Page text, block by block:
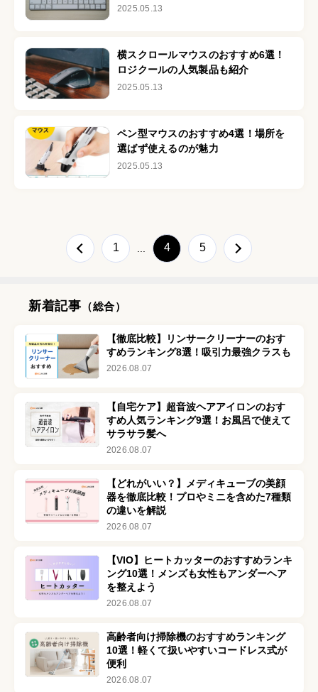
2025.05.13
横スクロールマウスのおすすめ6選！
ロジクールの人気製品も紹介
2025.05.13
ペン型マウスのおすすめ4選！場所を
選ばず使えるのが魅力
2025.05.13
1 ... 4 5
新着記事 （総合）
【徹底比較】リンサークリーナーのおす
すめランキング8選！吸引力最強クラスも
2026.08.07
【自宅ケア】超音波ヘアアイロンのおす
すめ人気ランキング9選！お風呂で使えて
サラサラ髪へ
2026.08.07
【どれがいい？】メディキューブの美顔
器を徹底比較！プロやミニを含めた7種類
の違いを解説
2026.08.07
【VIO】ヒートカッターのおすすめランキ
ング10選！メンズも女性もアンダーヘア
を整えよう
2026.08.07
高齢者向け掃除機のおすすめランキング
10選！軽くて扱いやすいコードレス式が
便利
2026.08.07